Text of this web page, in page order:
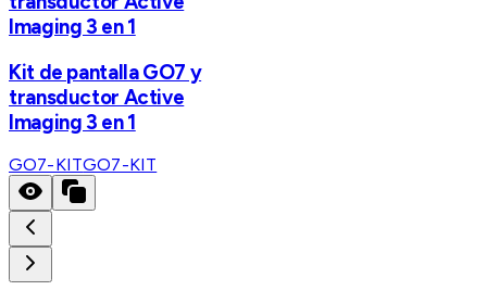
Imaging 3 en 1
Kit de pantalla GO7 y
transductor Active
Imaging 3 en 1
GO7-KITGO7-KIT